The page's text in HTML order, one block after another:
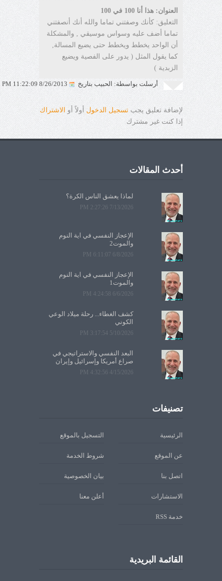
العنوان: هذا أنا 100 في 100
التعليق: كأنك وصفتني تماما والله أنك أنصفتني
تماما أضف عليه وسواس موسيقي , والمشكلة
أن الواحد يخطط ويخطط حتى يضيع المسالة,
كما يقول المثل ( يدور على الفصية ويضيع
الزبدية )
أرسلت بواسطة: الحبيب بتاريخ 8/26/2013 11:22:09 PM
لإضافة تعليق يجبتسجيل الدخول أولاً أو
الاشتراك
إذا كنت غير مشترك
أحدث المقالات
لماذا يعشق الناس الكرة؟
7/13/2026 2:27:26 PM
الإعجاز النفسي في آية النوم
والموت2
6/8/2026 6:11:07 PM
الإعجاز النفسي في آية النوم
والموت1
6/6/2026 4:24:58 PM
كشف الغطاء... رحلة ميلاد الوعي
الكوني
5/10/2026 3:17:54 PM
البعد النفسي والاستراتيجي في
صراع أمريكا وإسرائيل وإيران
4/15/2026 4:32:56 PM
تصنيفات
الرئيسية التسجيل بالموقع
عن الموقع شروط الخدمة
اتصل بنا بيان الخصوصية
الاستشارات أعلن معنا
خدمة RSS
القائمة البريدية